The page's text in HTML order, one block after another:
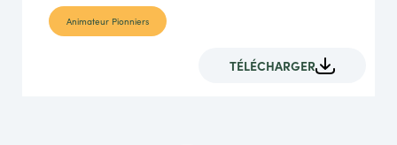
Animateur Pionniers
TÉLÉCHARGER